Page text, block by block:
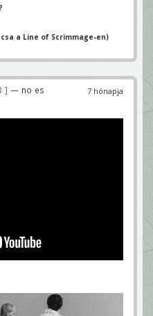
a Line of Scrimmage-en)
7 hónapja
— no es